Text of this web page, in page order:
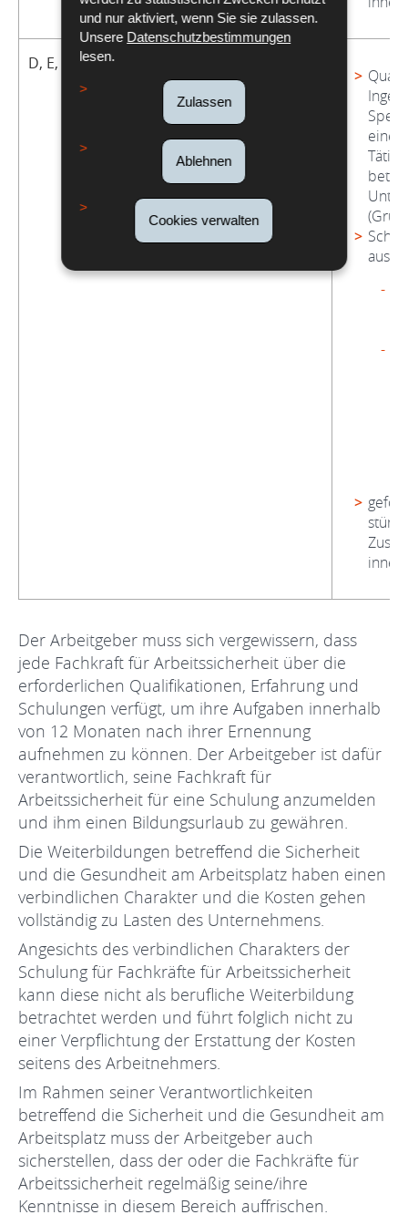
und nur aktiviert, wenn Sie sie zulassen.
Unsere Datenschutzbestimmungen
lesen.
Zulassen
Ablehnen
Cookies verwalten
D, E, F, und G
einer
aus:
Der Arbeitgeber muss sich vergewissern, dass
jede Fachkraft für Arbeitssicherheit über die
erforderlichen Qualifikationen, Erfahrung und
Schulungen verfügt, um ihre Aufgaben innerhalb
von 12 Monaten nach ihrer Ernennung
aufnehmen zu können. Der Arbeitgeber ist dafür
verantwortlich, seine Fachkraft für
Arbeitssicherheit für eine Schulung anzumelden
und ihm einen Bildungsurlaub zu gewähren.
Die Weiterbildungen betreffend die Sicherheit
und die Gesundheit am Arbeitsplatz haben einen
verbindlichen Charakter und die Kosten gehen
vollständig zu Lasten des Unternehmens.
Angesichts des verbindlichen Charakters der
Schulung für Fachkräfte für Arbeitssicherheit
kann diese nicht als berufliche Weiterbildung
betrachtet werden und führt folglich nicht zu
einer Verpflichtung der Erstattung der Kosten
seitens des Arbeitnehmers.
Im Rahmen seiner Verantwortlichkeiten
betreffend die Sicherheit und die Gesundheit am
Arbeitsplatz muss der Arbeitgeber auch
sicherstellen, dass der oder die Fachkräfte für
Arbeitssicherheit regelmäßig seine/ihre
Kenntnisse in diesem Bereich auffrischen.